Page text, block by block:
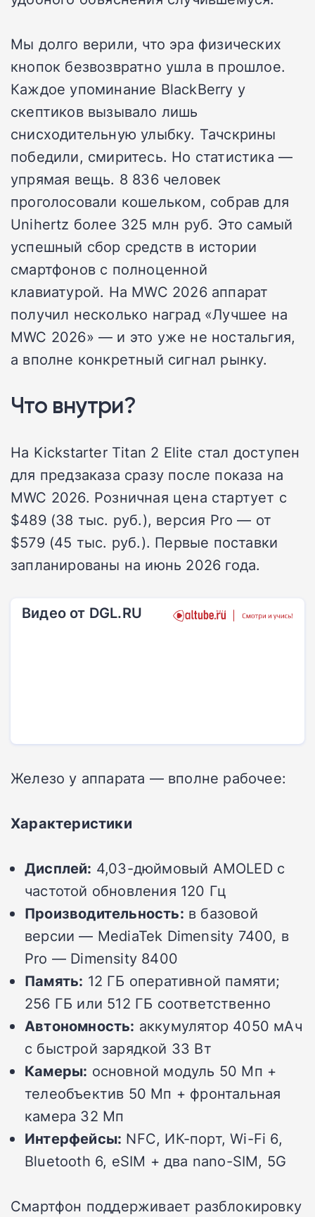
Мы долго верили, что эра физических
кнопок безвозвратно ушла в прошлое.
Каждое упоминание BlackBerry у
скептиков вызывало лишь
снисходительную улыбку. Тачскрины
победили, смиритесь. Но статистика —
упрямая вещь. 8 836 человек
проголосовали кошельком, собрав для
Unihertz более 325 млн руб. Это самый
успешный сбор средств в истории
смартфонов с полноценной
клавиатурой. На MWC 2026 аппарат
получил несколько наград «Лучшее на
MWC 2026» — и это уже не ностальгия,
а вполне конкретный сигнал рынку.
Что внутри?
На Kickstarter Titan 2 Elite стал доступен
для предзаказа сразу после показа на
MWC 2026. Розничная цена стартует с
$489 (38 тыс. руб.), версия Pro — от
$579 (45 тыс. руб.). Первые поставки
запланированы на июнь 2026 года.
Видео от DGL.RU
Железо у аппарата — вполне рабочее:
Характеристики
Дисплей: 4,03-дюймовый AMOLED с
частотой обновления 120 Гц
Производительность: в базовой
версии — MediaTek Dimensity 7400, в
Pro — Dimensity 8400
Память: 12 ГБ оперативной памяти;
256 ГБ или 512 ГБ соответственно
Автономность: аккумулятор 4050 мАч
с быстрой зарядкой 33 Вт
Камеры: основной модуль 50 Мп +
телеобъектив 50 Мп + фронтальная
камера 32 Мп
Интерфейсы: NFC, ИК-порт, Wi-Fi 6,
Bluetooth 6, eSIM + два nano-SIM, 5G
Смартфон поддерживает разблокировку